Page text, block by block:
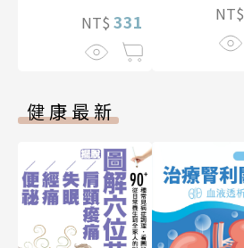
NT$ 331 NT$
健康最新